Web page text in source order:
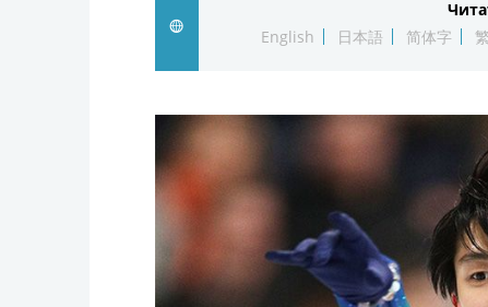
English
日本語 简体字